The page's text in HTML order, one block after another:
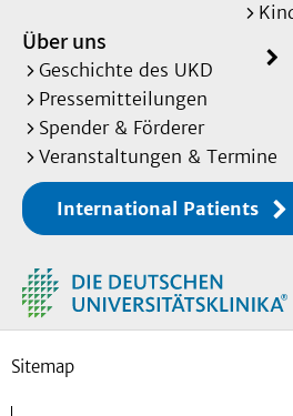
Über uns
Geschichte des UKD
Pressemitteilungen
Spender & Förderer
Veranstaltungen & Termine
International Patients
Sitemap